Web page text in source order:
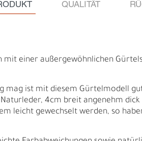
B
QUALITÄT
einer außergewöhnlichen
mag ist mit diesem Gürtelmodell
4cm breit angenehm
leicht gewechselt werden, so